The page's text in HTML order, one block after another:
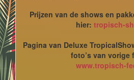
Prijzen van de shows en
hier: tropisch-
Pagina van Deluxe
foto’s van vorige
www.tropisch-